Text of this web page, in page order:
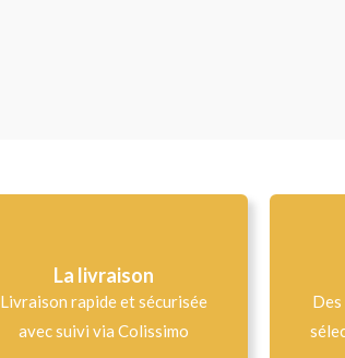
La livraison
Livraison rapide et sécurisée
avec suivi via Colissimo